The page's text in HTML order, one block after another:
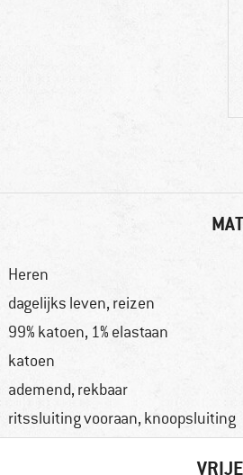
Heren
dagelijks leven, reizen
99% katoen, 1% elastaan
katoen
ademend, rekbaar
ritssluiting vooraan, knoopsluiting